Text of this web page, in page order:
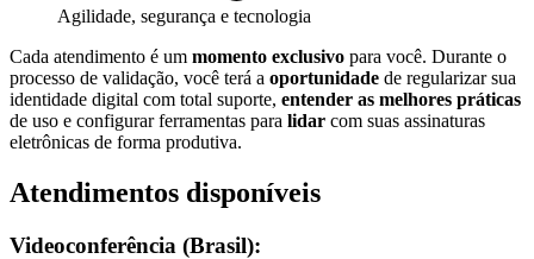
Agilidade, segurança e tecnologia
Cada atendimento é um momento exclusivo para você. Durante o
processo de validação, você terá a oportunidade de regularizar sua
identidade digital com total suporte, entender as melhores práticas
de uso e configurar ferramentas para lidar com suas assinaturas
eletrônicas de forma produtiva.
Atendimentos disponíveis
Videoconferência (Brasil):